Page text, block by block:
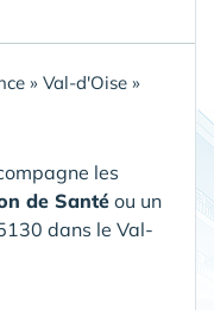
» Val-d'Oise »
les
de Santé ou un
dans le Val-